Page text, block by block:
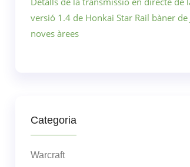
versió 1.4 de Honkai Star Rail bàner de
noves àrees
Categoria
Warcraft